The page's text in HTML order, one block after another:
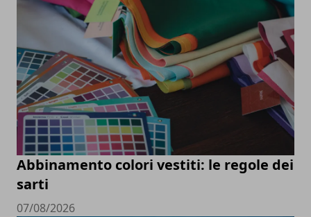
Abbinamento colori vestiti: le regole dei
sarti
07/08/2026